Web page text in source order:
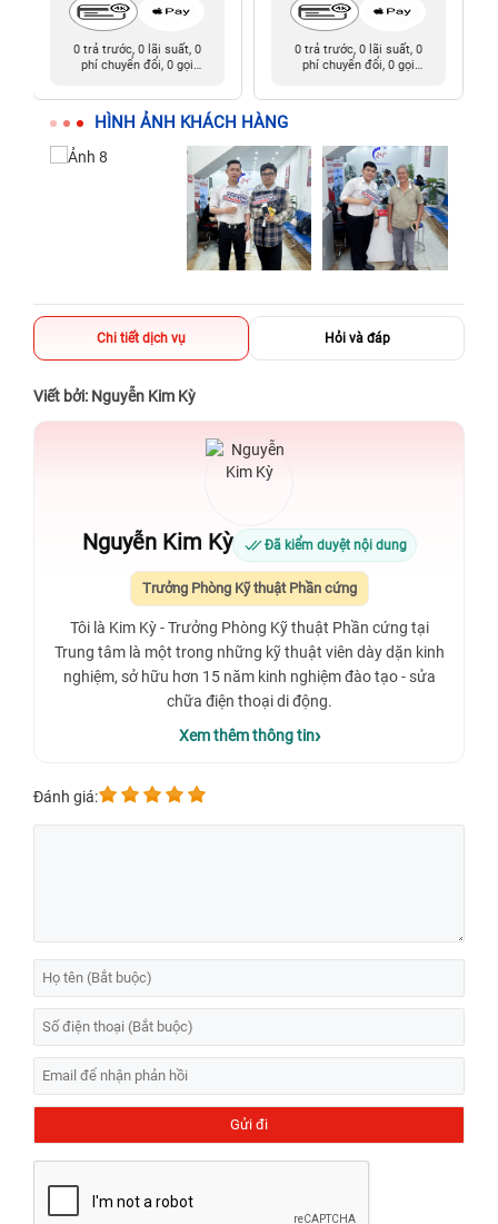
0 trả trước, 0 lãi suất, 0
phí chuyển đổi, 0 gọi
0 trả trước, 0 lãi suất, 0
phí chuyển đổi, 0 gọi
HÌNH ẢNH KHÁCH HÀNG
Chi tiết dịch vụ Hỏi và đáp
Viết bởi: Nguyễn Kim Kỳ
Nguyễn Kim Kỳ Đã kiểm duyệt nội dung
Trưởng Phòng Kỹ thuật Phần cứng
Tôi là Kim Kỳ - Trưởng Phòng Kỹ thuật Phần cứng tại
Trung tâm là một trong những kỹ thuật viên dày dặn kinh
nghiệm, sở hữu hơn 15 năm kinh nghiệm đào tạo - sửa
chữa điện thoại di động.
Xem thêm thông tin
Đánh giá: